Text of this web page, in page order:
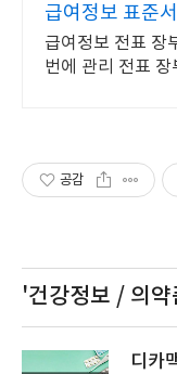
급여정보 표준
회계자료
급여정보 전표 장
번에 관리 전표 장
공감
'건강정보 / 의
디카